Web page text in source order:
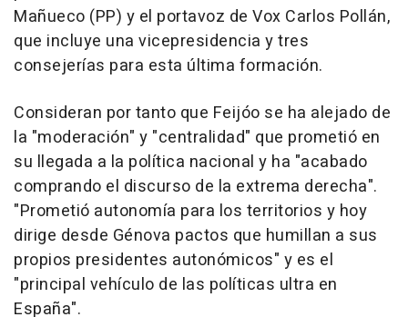
Mañueco (PP) y el portavoz de Vox Carlos Pollán,
que incluye una vicepresidencia y tres
consejerías para esta última formación.
Consideran por tanto que Feijóo se ha alejado de
la "moderación" y "centralidad" que prometió en
su llegada a la política nacional y ha "acabado
comprando el discurso de la extrema derecha".
"Prometió autonomía para los territorios y hoy
dirige desde Génova pactos que humillan a sus
propios presidentes autonómicos" y es el
"principal vehículo de las políticas ultra en
España".